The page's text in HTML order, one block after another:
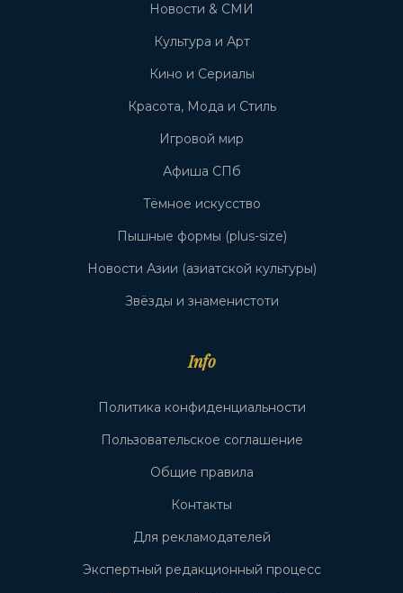
Новости & СМИ
Культура и Арт
Кино и Сериалы
Красота, Мода и Стиль
Игровой мир
Афиша СПб
Тёмное искусство
Пышные формы (plus-size)
Новости Азии (азиатской культуры)
Звёзды и знаменистоти
Info
Политика конфиденциальности
Пользовательское соглашение
Общие правила
Контакты
Для рекламодателей
Экспертный редакционный процесс